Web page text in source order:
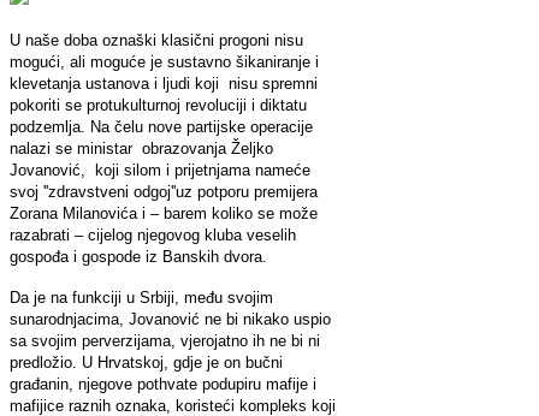
U naše doba oznaški klasični progoni nisu
mogući, ali moguće je sustavno šikaniranje i
klevetanja ustanova i ljudi koji nisu spremni
pokoriti se protukulturnoj revoluciji i diktatu
podzemlja. Na čelu nove partijske operacije
nalazi se ministar obrazovanja Željko
Jovanović, koji silom i prijetnjama nameće
svoj ''zdravstveni odgoj''uz potporu premijera
Zorana Milanovića i – barem koliko se može
razabrati – cijelog njegovog kluba veselih
gospođa i gospode iz Banskih dvora.
Da je na funkciji u Srbiji, među svojim
sunarodnjacima, Jovanović ne bi nikako uspio
sa svojim perverzijama, vjerojatno ih ne bi ni
predložio. U Hrvatskoj, gdje je on bučni
građanin, njegove pothvate podupiru mafije i
mafijice raznih oznaka, koristeći kompleks koji